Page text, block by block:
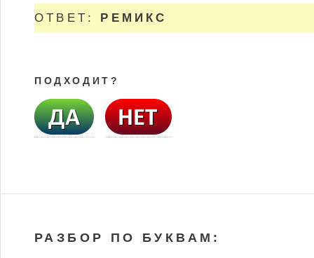
ОТВЕТ: РЕМИКС
ПОДХОДИТ?
РАЗБОР ПО БУКВАМ: